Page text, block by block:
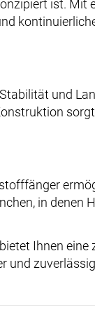
ist. Mit
und
in denen
bietet Ihnen eine
und